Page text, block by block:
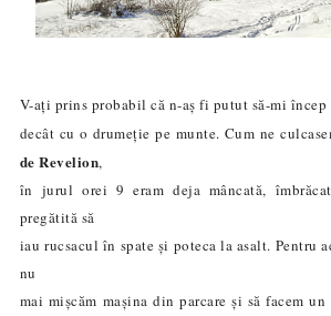
V-ați prins probabil că n-aș fi putut să-mi
decât cu o drumeție pe munte. Cum ne
de Revelion,
în jurul orei 9 eram deja mâncată,
pregătită să
iau rucsacul în spate și poteca la asalt. Pentru
nu
mai mișcăm mașina din parcare și să facem